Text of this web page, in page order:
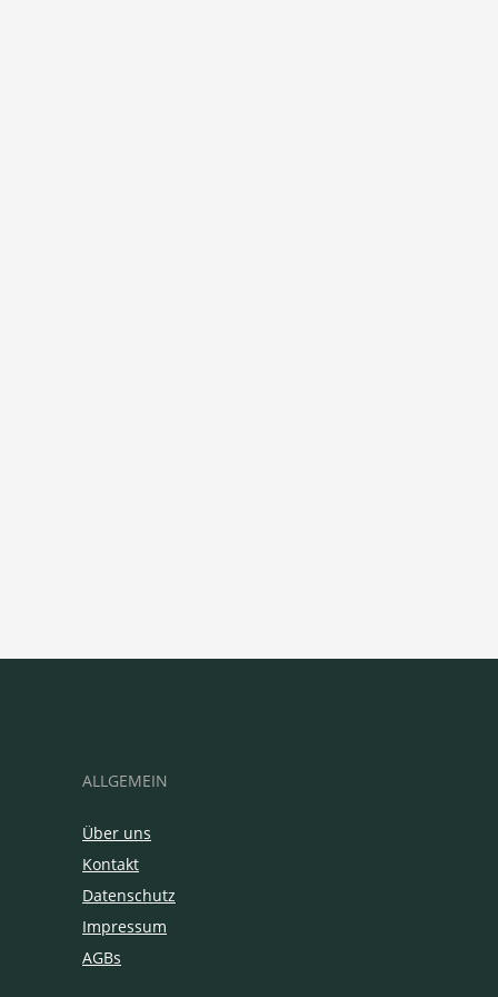
ALLGEMEIN
Über uns
Kontakt
Datenschutz
Impressum
AGBs